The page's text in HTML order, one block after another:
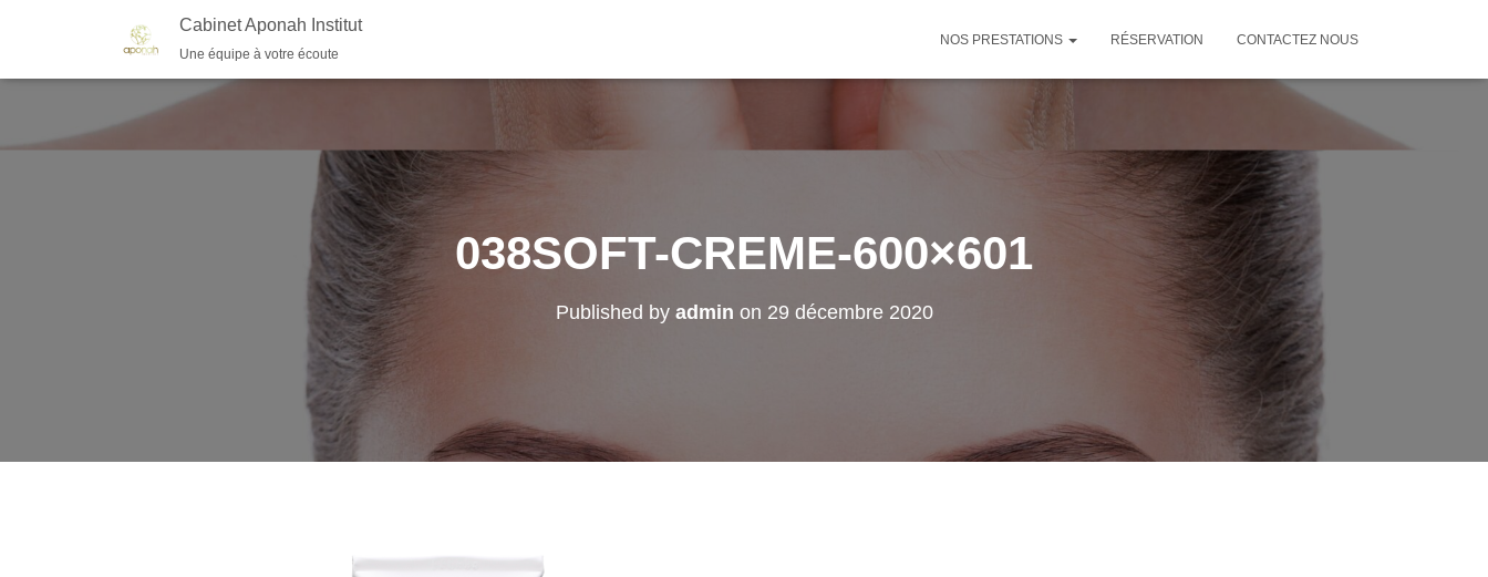
Cabinet Aponah Institut
Une équipe à votre écoute
NOS PRESTATIONS RÉSERVATION CONTACTEZ NOUS
038SOFT-CREME-600×601
Published by admin on 29 décembre 2020